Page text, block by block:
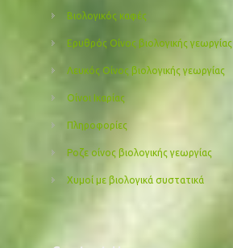
Βιολογικός καφές
Ερυθρός Οίνος βιολογικής γεωργίας
Λευκός Οίνος βιολογικής γεωργίας
Οίνοι Ικαρίας
Πληροφορίες
Ροζε οίνος βιολογικής γεωργίας
Χυμοί με βιολογικά συστατικά